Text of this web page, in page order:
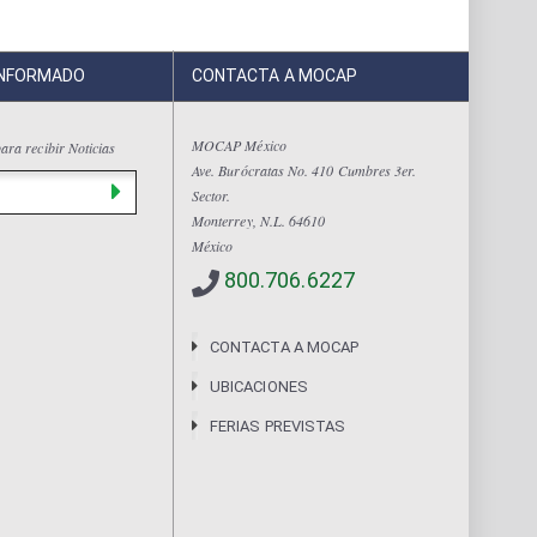
recibir Noticias
CONTACTA A MOCAP
MOCAP México
Ave. Burócratas No. 410 Cumbres 3er.
Sector.
Monterrey, N.L. 64610
México
800.706.6227
CONTACTA A MOCAP
UBICACIONES
FERIAS PREVISTAS